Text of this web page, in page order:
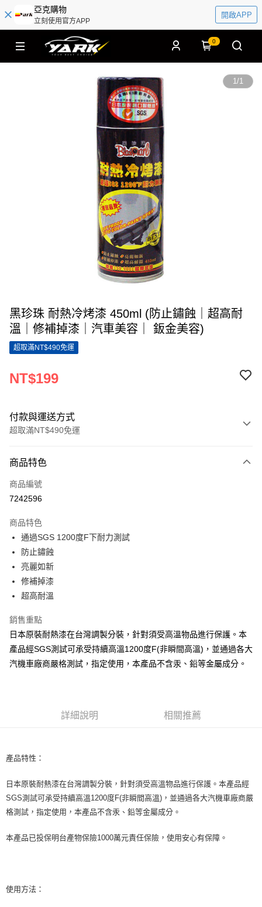
亞克購物
立刻使用官方APP
開啟APP
0
1/1
黑珍珠 耐熱冷烤漆 450ml (防止鏽蝕｜超高耐
溫｜修補掉漆｜汽車美容｜ 鈑金美容)
超取滿NT$490免運
NT$199
付款與運送方式
超取滿NT$490免運
信用卡一次付款
超商取貨付款
Apple Pay
街口支付
悠遊付
全盈+PAY
AFTEE先享後付
相關說明
【關於「AFTEE先享後付」】
AFTEE先享後付是「在收到商品之後才付款」的支付方式。 讓您購物簡單
便利好安心！
【「AFTEE先享後付」結帳流程】
２．訂單成立數日內，您將收到繳費通知簡訊。
３．收到繳費通知簡訊後14天內，點擊此簡訊中的連結，可透過四大超商／
※ 請注意：結帳手續完成當下不需立刻繳費，但若您需要取消訂單，請聯絡
購買商品的店家。未經商家同意取消之訂單仍視為有效，需透過AFTEE先享
後付繳納相關費用。
※ 交易是否成功請以「AFTEE先享後付 」之結帳頁面顯示為準，若有關於
客戶支援中心」https://netprotections.freshdesk.com/support/home
權轉讓予恩沛科技股份有限公司。
每筆NT$70，滿NT$490(含以上)免運費
每筆NT$70，滿NT$490(含以上)免運費
萊爾富取貨付款 (運費70$)
每筆NT$70，滿NT$490(含以上)免運費
付款後萊爾富取貨 (運費70$)
每筆NT$70，滿NT$490(含以上)免運費
付款後7-11取貨 (運費70$)
商品特色
商品編號
7242596
商品特色
通過SGS 1200度F下耐力測試
防止鏽蝕
亮麗如新
修補掉漆
超高耐溫
銷售重點
日本原裝耐熱漆在台灣調製分裝，針對須受高溫物品進行保護。本
產品經SGS測試可承受持續高溫1200度F(非瞬間高溫)，並通過各大
汽機車廠商嚴格測試，指定使用，本產品不含汞、鉛等金屬成分。
詳細說明 相關推薦
產品特性：
日本原裝耐熱漆在台灣調製分裝，針對須受高溫物品進行保護。本產品經
SGS測試可承受持續高溫1200度F(非瞬間高溫)，並通過各大汽機車廠商嚴
格測試，指定使用，本產品不含汞、鉛等金屬成分。
本產品已投保明台產物保險1000萬元責任保險，使用安心有保障。
使用方法：